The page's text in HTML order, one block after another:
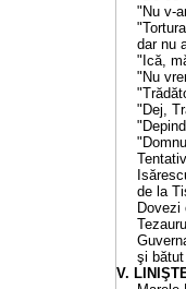
"Nu v-
dar nu
"Ică,
"Nu
"Dej,
de la
şi
V.